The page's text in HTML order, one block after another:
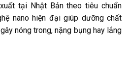
tại Nhật Bản theo tiêu chuẩn
nano hiện đại giúp dưỡng chất
nóng trong, nặng bụng hay lắng